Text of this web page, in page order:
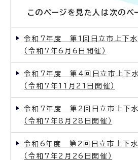
このページを見た人は次のペ
令和7年度 第1回日立市上下水
（令和7年6月6日開催）
令和7年度 第4回日立市上下水
（令和7年11月21日開催）
令和7年度 第2回日立市上下水
（令和7年8月28日開催）
令和6年度 第2回日立市上下水
（令和7年2月26日開催）